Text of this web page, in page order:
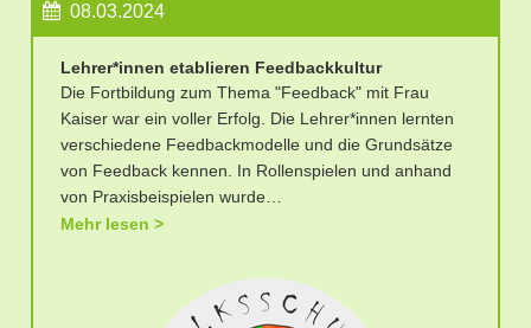
08.03.2024
Lehrer*innen etablieren Feedbackkultur
Die Fortbildung zum Thema "Feedback" mit Frau
Kaiser war ein voller Erfolg. Die Lehrer*innen lernten
verschiedene Feedbackmodelle und die Grundsätze
von Feedback kennen. In Rollenspielen und anhand
von Praxisbeispielen wurde…
Mehr lesen